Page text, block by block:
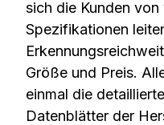
sich die Kunden von
Spezifikationen
Größe und Preis.
einmal die
Datenblätter der